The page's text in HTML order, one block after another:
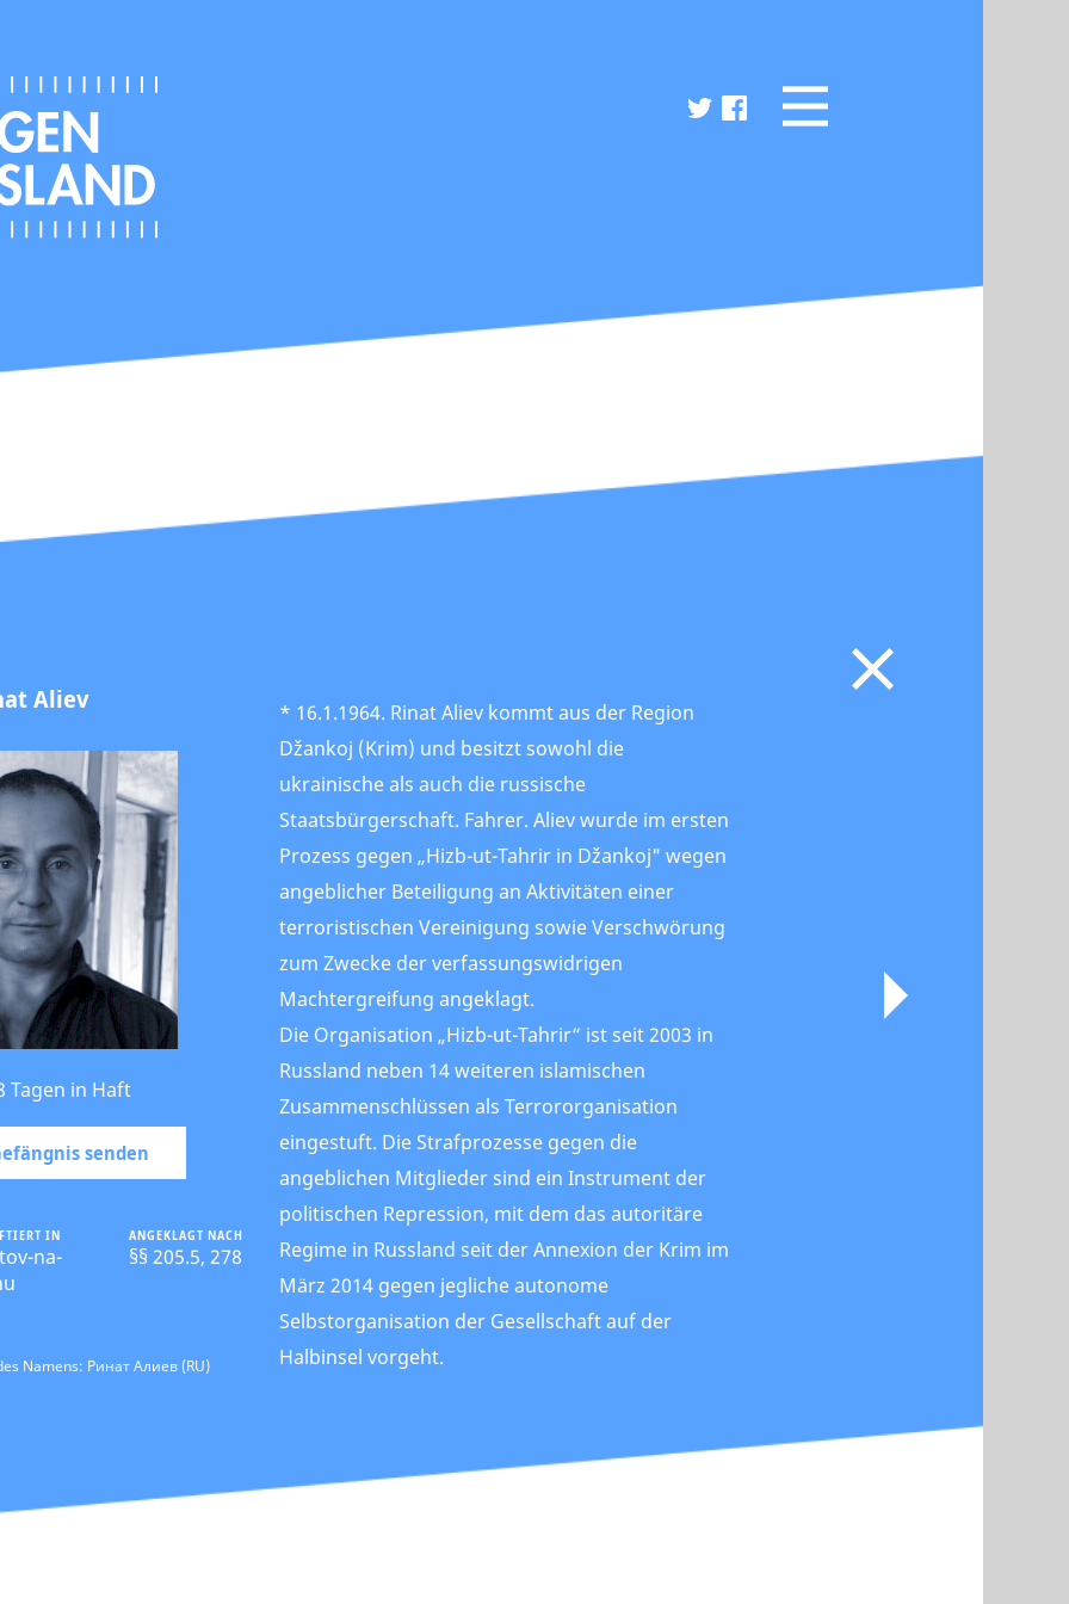
Aliev
Tagen in Haft
senden
IN
na-
ANGEKLAGT NACH
§§ 205.5, 278
Namens: Ринат Алиев (RU)
* 16.1.1964. Rinat Aliev kommt aus der Region
Džankoj (Krim) und besitzt sowohl die
ukrainische als auch die russische
Staatsbürgerschaft. Fahrer. Aliev wurde im ersten
Prozess gegen „Hizb-ut-Tahrir in Džankoj" wegen
angeblicher Beteiligung an Aktivitäten einer
terroristischen Vereinigung sowie Verschwörung
zum Zwecke der verfassungswidrigen
Machtergreifung angeklagt.
Die Organisation „Hizb-ut-Tahrir“ ist seit 2003 in
Russland neben 14 weiteren islamischen
Zusammenschlüssen als Terrororganisation
eingestuft. Die Strafprozesse gegen die
angeblichen Mitglieder sind ein Instrument der
politischen Repression, mit dem das autoritäre
Regime in Russland seit der Annexion der Krim im
März 2014 gegen jegliche autonome
Selbstorganisation der Gesellschaft auf der
Halbinsel vorgeht.